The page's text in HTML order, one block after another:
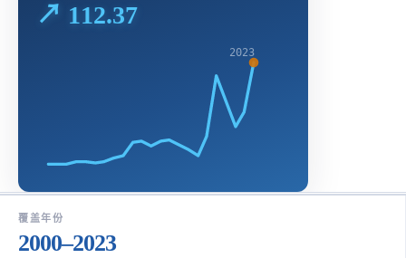
↗ 112.37
2023
覆盖年份
2000–2023